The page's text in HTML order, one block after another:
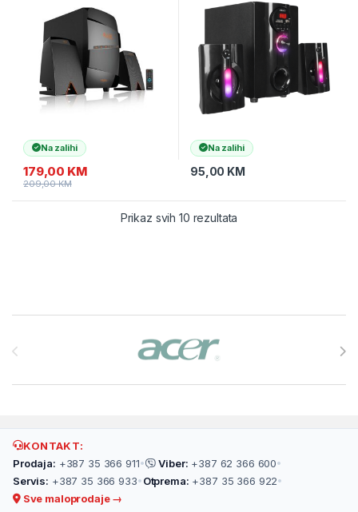
Bluetooth Speaker, 22077
Na zalihi
179,00 KM
209,00KM
Na zalihi
95,00 KM
Prikaz svih 10 rezultata
KONTAKT:
Prodaja: +387 35 366 911• Viber: +387 62 366 600•
Servis: +387 35 366 933• Otprema: +387 35 366 922•
Sve maloprodaje →